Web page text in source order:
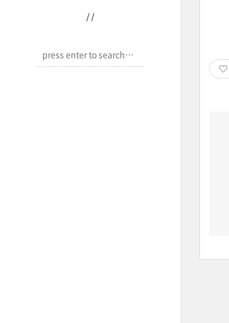
/ /